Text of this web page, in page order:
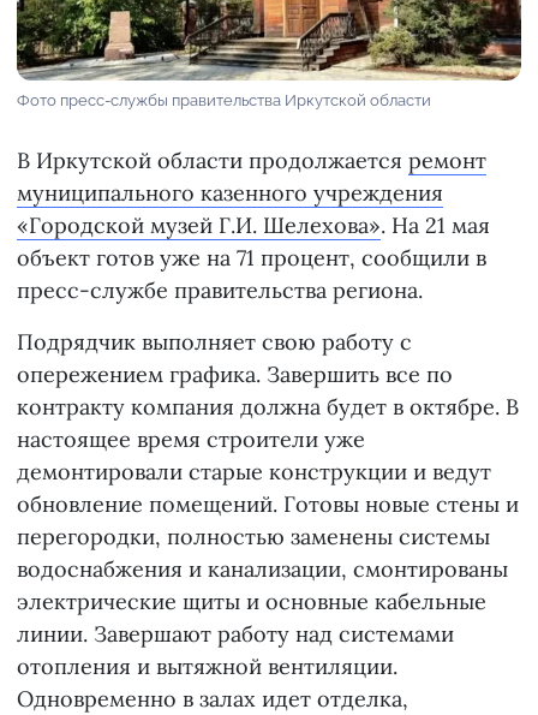
Фото пресс-службы правительства Иркутской области
В Иркутской области продолжается ремонт
муниципального казенного учреждения
«Городской музей Г.И. Шелехова». На 21 мая
объект готов уже на 71 процент, сообщили в
пресс-службе правительства региона.
Подрядчик выполняет свою работу с
опережением графика. Завершить все по
контракту компания должна будет в октябре. В
настоящее время строители уже
демонтировали старые конструкции и ведут
обновление помещений. Готовы новые стены и
перегородки, полностью заменены системы
водоснабжения и канализации, смонтированы
электрические щиты и основные кабельные
линии. Завершают работу над системами
отопления и вытяжной вентиляции.
Одновременно в залах идет отделка,